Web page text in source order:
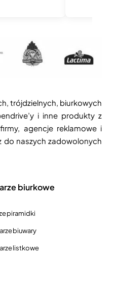
trójdzielnych, biurkowych
i inne produkty z
agencje reklamowe i
do naszych zadowolonych
biurkowe
piramidki
biuwary
listkowe